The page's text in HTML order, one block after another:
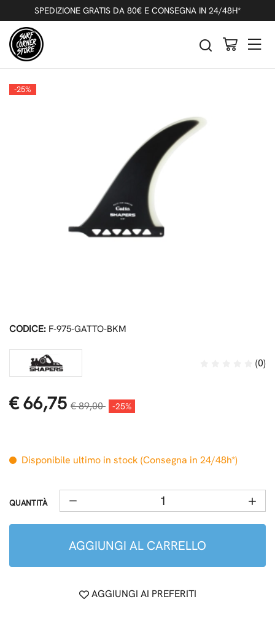
SPEDIZIONE GRATIS DA 80€ E CONSEGNA IN 24/48H*
Indietro Precedente Successivo
SHAPERS 9.75" PINNA LONGBOARD
GATTO BLACK
-25%
CODICE: F-975-GATTO-BKM
(0)
€ 66,75 € 89,00 -25%
Disponibile ultimo in stock (Consegna in 24/48h*)
QUANTITÀ
AGGIUNGI AL CARRELLO
AGGIUNGI AI PREFERITI